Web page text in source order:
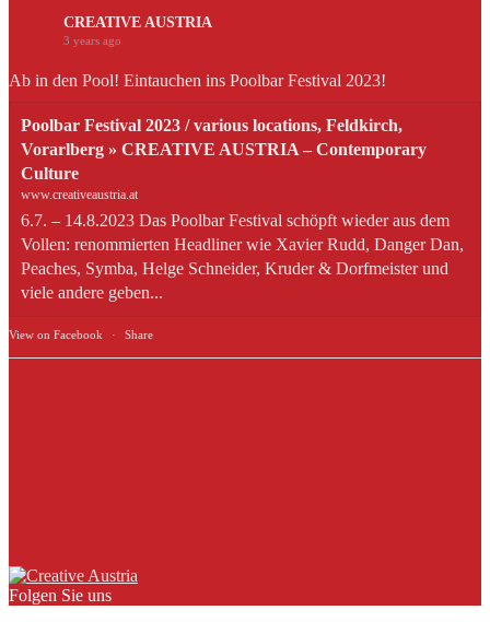
CREATIVE AUSTRIA
3 years ago
Ab in den Pool! Eintauchen ins Poolbar Festival 2023!
Poolbar Festival 2023 / various locations, Feldkirch,
Vorarlberg » CREATIVE AUSTRIA – Contemporary
Culture
www.creativeaustria.at
6.7. – 14.8.2023 Das Poolbar Festival schöpft wieder aus dem
Vollen: renommierten Headliner wie Xavier Rudd, Danger Dan,
Peaches, Symba, Helge Schneider, Kruder & Dorfmeister und
viele andere geben...
View on Facebook · Share
Folgen Sie uns